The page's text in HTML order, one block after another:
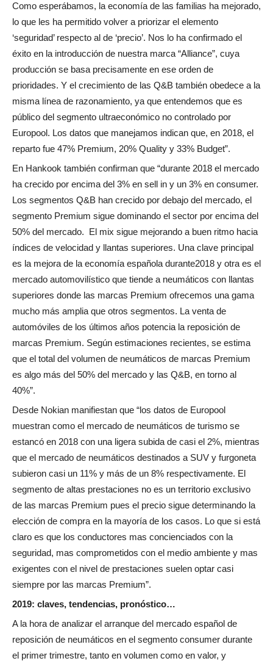
Como esperábamos, la economía de las familias ha mejorado,
lo que les ha permitido volver a priorizar el elemento
‘seguridad’ respecto al de ‘precio’. Nos lo ha confirmado el
éxito en la introducción de nuestra marca “Alliance”, cuya
producción se basa precisamente en ese orden de
prioridades. Y el crecimiento de las Q&B también obedece a la
misma línea de razonamiento, ya que entendemos que es
público del segmento ultraeconómico no controlado por
Europool. Los datos que manejamos indican que, en 2018, el
reparto fue 47% Premium, 20% Quality y 33% Budget”.
En Hankook también confirman que “durante 2018 el mercado
ha crecido por encima del 3% en sell in y un 3% en consumer.
Los segmentos Q&B han crecido por debajo del mercado, el
segmento Premium sigue dominando el sector por encima del
50% del mercado. El mix sigue mejorando a buen ritmo hacia
índices de velocidad y llantas superiores. Una clave principal
es la mejora de la economía española durante2018 y otra es el
mercado automovilístico que tiende a neumáticos con llantas
superiores donde las marcas Premium ofrecemos una gama
mucho más amplia que otros segmentos. La venta de
automóviles de los últimos años potencia la reposición de
marcas Premium. Según estimaciones recientes, se estima
que el total del volumen de neumáticos de marcas Premium
es algo más del 50% del mercado y las Q&B, en torno al
40%”.
Desde Nokian manifiestan que “los datos de Europool
muestran como el mercado de neumáticos de turismo se
estancó en 2018 con una ligera subida de casi el 2%, mientras
que el mercado de neumáticos destinados a SUV y furgoneta
subieron casi un 11% y más de un 8% respectivamente. El
segmento de altas prestaciones no es un territorio exclusivo
de las marcas Premium pues el precio sigue determinando la
elección de compra en la mayoría de los casos. Lo que si está
claro es que los conductores mas concienciados con la
seguridad, mas comprometidos con el medio ambiente y mas
exigentes con el nivel de prestaciones suelen optar casi
siempre por las marcas Premium”.
2019: claves, tendencias, pronóstico…
A la hora de analizar el arranque del mercado español de
reposición de neumáticos en el segmento consumer durante
el primer trimestre, tanto en volumen como en valor, y